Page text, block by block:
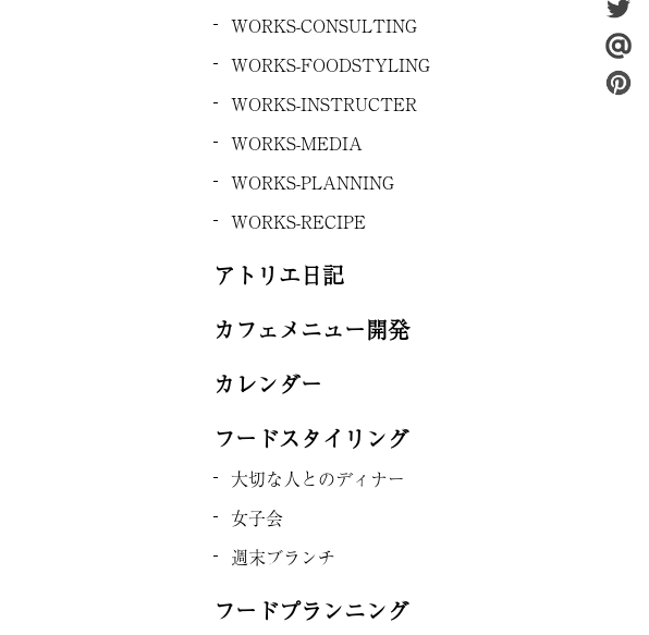
WORKS-CONSULTING
WORKS-FOODSTYLING
WORKS-INSTRUCTER
WORKS-MEDIA
WORKS-PLANNING
WORKS-RECIPE
アトリエ日記
カフェメニュー開発
カレンダー
フードスタイリング
大切な人とのディナー
女子会
週末ブランチ
フードプランニング